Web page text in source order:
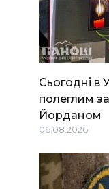
Сьогодні в
полеглим
Йорданом
06.08.2026